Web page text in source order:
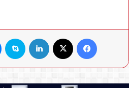
فيسبوك لينكدإن